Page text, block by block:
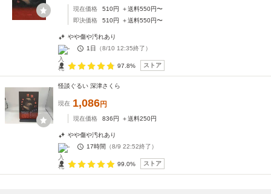
現在価格 510円 ＋送料550円〜
即決価格
510円 ＋送料550円〜
やや傷や汚れあり
-
1日 （8/10 12:35終了）
97.8% ストア
怪談ぐるい 深津さくら
現在 1,086円
現在価格 836円 ＋送料250円
やや傷や汚れあり
-
17時間 （8/9 22:52終了）
99.0% ストア